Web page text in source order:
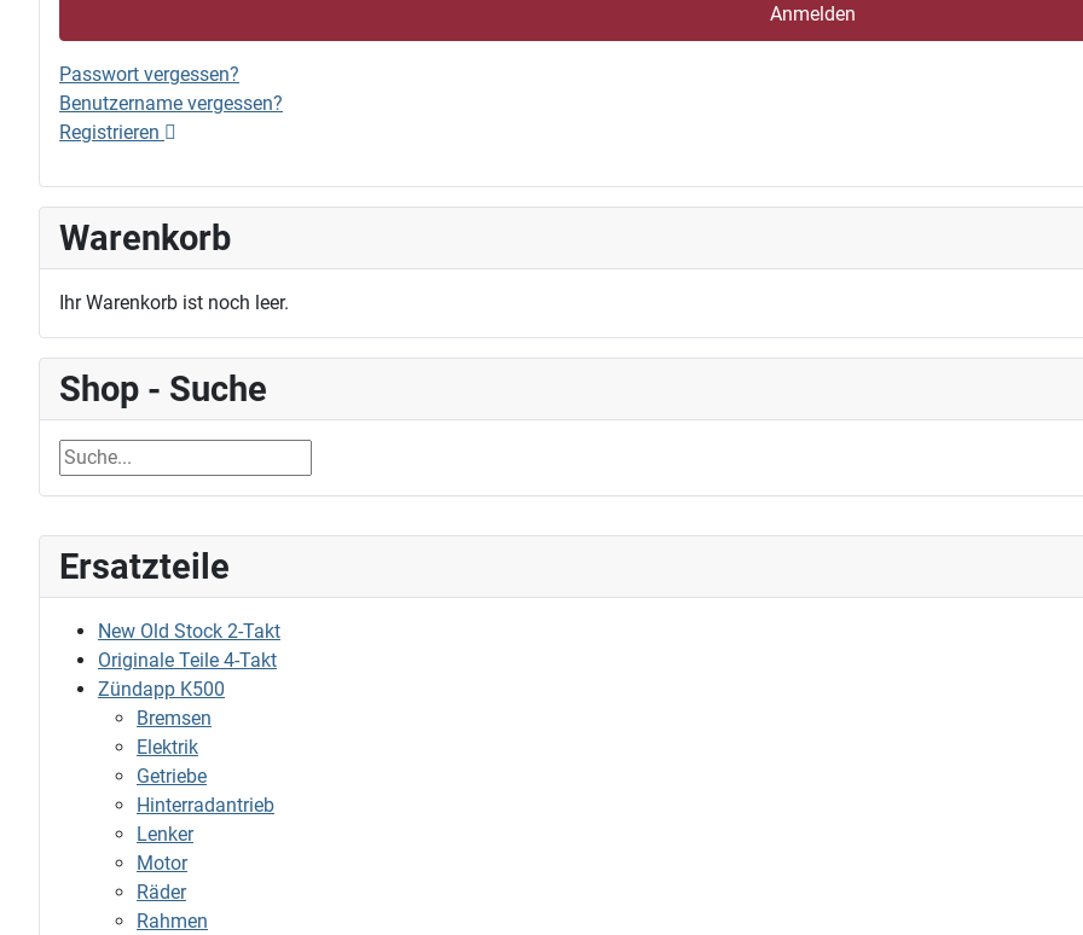
Ersatzteile
New Old Stock 2-Takt
Originale Teile 4-Takt
Zündapp K500
Bremsen
Elektrik
Getriebe
Hinterradantrieb
Lenker
Motor
Räder
Rahmen
Anmelden
Passwort vergessen?
Benutzername vergessen?
Registrieren
Warenkorb
Ihr Warenkorb ist noch leer.
Shop - Suche